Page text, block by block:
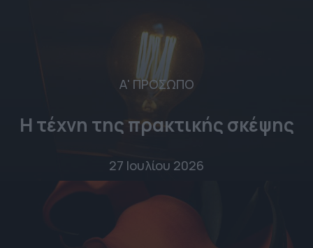
Α' ΠΡΟΣΩΠΟ
Η τέχνη της πρακτικής σκέψης
27 Ιουλίου 2026